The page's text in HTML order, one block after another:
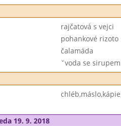
rajčatová s vejci
pohankové
čalamáda
ˇvoda se sirupem
19. 9. 2018